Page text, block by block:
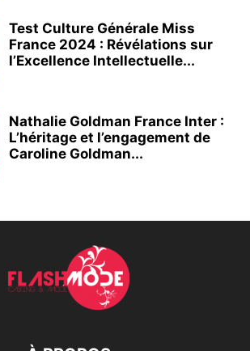
Test Culture Générale Miss
France 2024 : Révélations sur
l’Excellence Intellectuelle...
Nathalie Goldman France Inter :
L’héritage et l’engagement de
Caroline Goldman...